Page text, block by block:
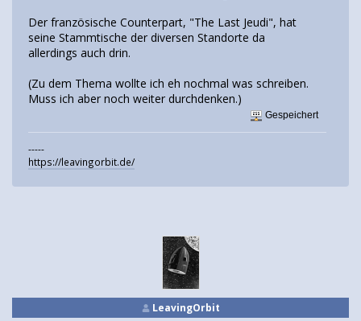
Der französische Counterpart, "The Last Jeudi", hat
seine Stammtische der diversen Standorte da
allerdings auch drin.
(Zu dem Thema wollte ich eh nochmal was schreiben.
Muss ich aber noch weiter durchdenken.)
Gespeichert
-----
https://leavingorbit.de/
LeavingOrbit